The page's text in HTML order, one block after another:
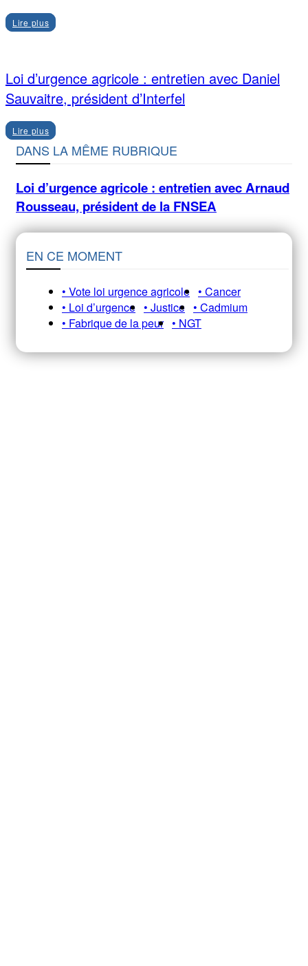
Lire plus
Loi d’urgence agricole : entretien avec Daniel
Sauvaitre, président d’Interfel
Lire plus
DANS LA MÊME RUBRIQUE
Loi d’urgence agricole : entretien avec Arnaud
Rousseau, président de la FNSEA
EN CE MOMENT
• Vote loi urgence agricole • Cancer
• Loi d’urgence • Justice • Cadmium
• Fabrique de la peur • NGT